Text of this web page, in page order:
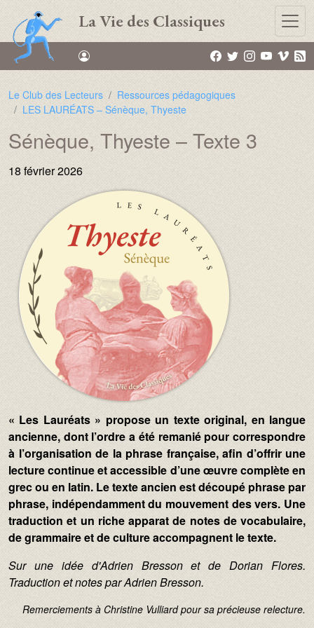
Aller au contenu principal
La Vie des Classiques
Le Club des Lecteurs
Ressources pédagogiques
LES LAURÉATS – Sénèque, Thyeste
Sénèque, Thyeste – Texte 3
18 février 2026
« Les Lauréats » propose un texte original, en langue
ancienne, dont l’ordre a été remanié pour correspondre
à l’organisation de la phrase française, afin d’offrir une
lecture continue et accessible d’une œuvre complète en
grec ou en latin. Le texte ancien est découpé phrase par
phrase, indépendamment du mouvement des vers. Une
traduction et un riche apparat de notes de vocabulaire,
de grammaire et de culture accompagnent le texte.
Sur une idée d'Adrien Bresson et de Dorian Flores.
Traduction et notes par Adrien Bresson.
Remerciements à Christine Vulliard pour sa précieuse relecture.